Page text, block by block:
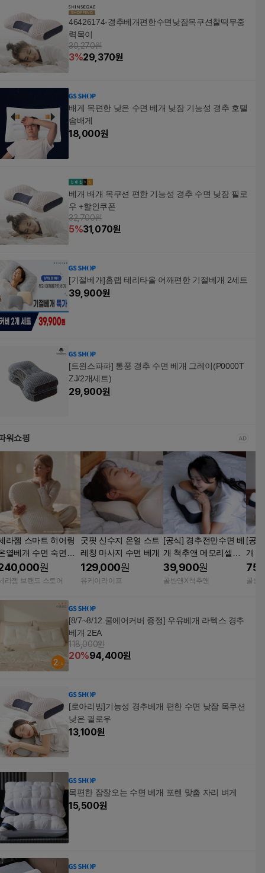
46426174-경추베개편한수면낮잠목쿠션찰떡무중
력목이
30,270원
3%29,370원
배게 목편한 낮은 수면 베개 낮잠 기능성 경추 호텔
솜배게
18,000원
베개 배개 목쿠션 편한 기능성 경추 수면 낮잠 필로
우 +할인쿠폰
32,700원
5%31,070원
[기절베개]홈랩 테리타올 어깨편한 기절베개 2세트
39,900원
[트윈스파파] 통풍 경추 수면 베개 그레이(P0000T
ZJ/2개세트)
29,900원
워쇼핑
라젬 스마트 히어링
열베개 수면 숙면베
원
라젬 브랜드 스토어
굿핏 신수지 온열 스트
레칭 마사지 수면 베개
129,000원
유케이라이프
[공식] 경추전만수면 베
개 척추앤 메모리셀베
개
39,900원
골반앤X척추앤
[공
개 2
모리
골반
[8/7~8/12 쿨에어커버 증정] 우유베개 라텍스 경추
베개 2EA
118,000원
20%94,400원
[로아리빙]기능성 경추베개 편한 수면 낮잠 목쿠션
낮은 필로우
13,100원
목편한 잠잘오는 수면 베개 포렌 맞춤 자리 벼게
15,500원